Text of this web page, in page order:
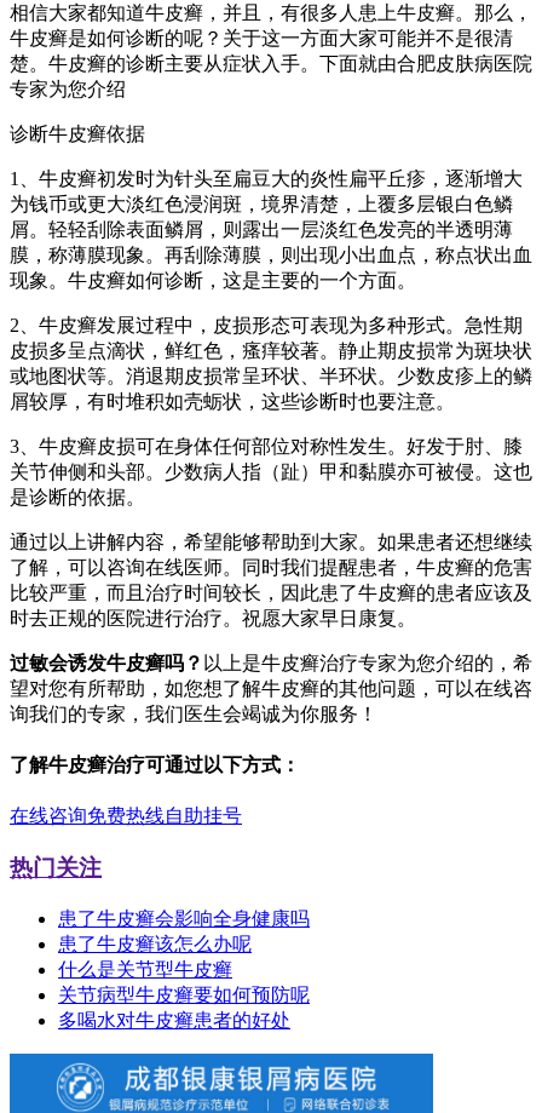
相信大家都知道牛皮癣，并且，有很多人患上牛皮癣。那么，
牛皮癣是如何诊断的呢？关于这一方面大家可能并不是很清
楚。牛皮癣的诊断主要从症状入手。下面就由合肥皮肤病医院
专家为您介绍
诊断牛皮癣依据
1、牛皮癣初发时为针头至扁豆大的炎性扁平丘疹，逐渐增大
为钱币或更大淡红色浸润斑，境界清楚，上覆多层银白色鳞
屑。轻轻刮除表面鳞屑，则露出一层淡红色发亮的半透明薄
膜，称薄膜现象。再刮除薄膜，则出现小出血点，称点状出血
现象。牛皮癣如何诊断，这是主要的一个方面。
2、牛皮癣发展过程中，皮损形态可表现为多种形式。急性期
皮损多呈点滴状，鲜红色，瘙痒较著。静止期皮损常为斑块状
或地图状等。消退期皮损常呈环状、半环状。少数皮疹上的鳞
屑较厚，有时堆积如壳蛎状，这些诊断时也要注意。
3、牛皮癣皮损可在身体任何部位对称性发生。好发于肘、膝
关节伸侧和头部。少数病人指（趾）甲和黏膜亦可被侵。这也
是诊断的依据。
通过以上讲解内容，希望能够帮助到大家。如果患者还想继续
了解，可以咨询在线医师。同时我们提醒患者，牛皮癣的危害
比较严重，而且治疗时间较长，因此患了牛皮癣的患者应该及
时去正规的医院进行治疗。祝愿大家早日康复。
过敏会诱发牛皮癣吗？ 以上是牛皮癣治疗专家为您介绍的，希
望对您有所帮助，如您想了解牛皮癣的其他问题，可以在线咨
询我们的专家，我们医生会竭诚为你服务！
了解牛皮癣治疗可通过以下方式：
在线咨询免费热线自助挂号
热门关注
患了牛皮癣会影响全身健康吗
患了牛皮癣该怎么办呢
什么是关节型牛皮癣
关节病型牛皮癣要如何预防呢
多喝水对牛皮癣患者的好处